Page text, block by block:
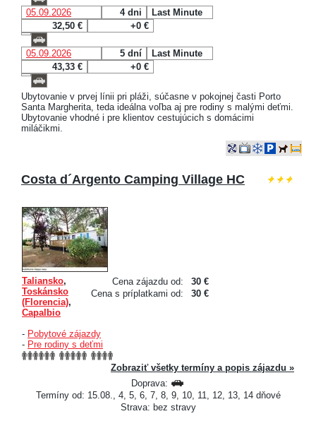
05.09.2026 4 dni
Last Minute
32,50 €
+0 €
05.09.2026 5 dní
Last Minute
43,33 €
+0 €
Ubytovanie v prvej línii pri pláži, súčasne v pokojnej časti Porto
Santa Margherita, teda ideálna voľba aj pre rodiny s malými deťmi.
Ubytovanie vhodné i pre klientov cestujúcich s domácimi
miláčikmi.
Costa d´Argento Camping Village HC
Cena zájazdu od:
30 €
Cena s príplatkami od:
30 €
Taliansko,
Toskánsko
(Florencia),
Capalbio
- Pobytové zájazdy
- Pre rodiny s deťmi
Zobraziť všetky termíny a popis zájazdu »
Doprava:
Termíny od: 15.08., 4, 5, 6, 7, 8, 9, 10, 11, 12, 13, 14 dňové
Strava: bez stravy